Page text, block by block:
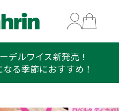
デルワイス新発売！
る季節におすすめ！